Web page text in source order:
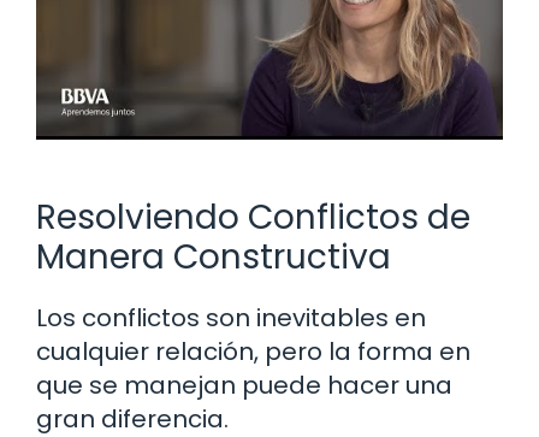
Resolviendo Conflictos de
Manera Constructiva
Los conflictos son inevitables en
cualquier relación, pero la forma en
que se manejan puede hacer una
gran diferencia.